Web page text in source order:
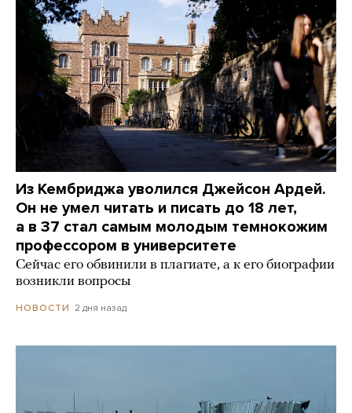
Из Кембриджа уволился Джейсон Ардей.
Он не умел читать и писать до 18 лет,
а в 37 стал самым молодым темнокожим
профессором в университете
Сейчас его обвинили в плагиате, а к его биографии
возникли вопросы
НОВОСТИ 2 дня назад